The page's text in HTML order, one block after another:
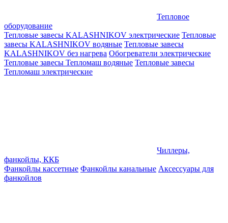
Тепловое
оборудование
Тепловые завесы KALASHNIKOV электрические Тепловые
завесы KALASHNIKOV водяные Тепловые завесы
KALASHNIKOV без нагрева Обогреватели электрические
Тепловые завесы Тепломаш водяные Тепловые завесы
Тепломаш электрические
Чиллеры,
фанкойлы, ККБ
Фанкойлы кассетные Фанкойлы канальные Аксессуары для
фанкойлов